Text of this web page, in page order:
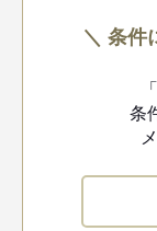
＼ 条件
条